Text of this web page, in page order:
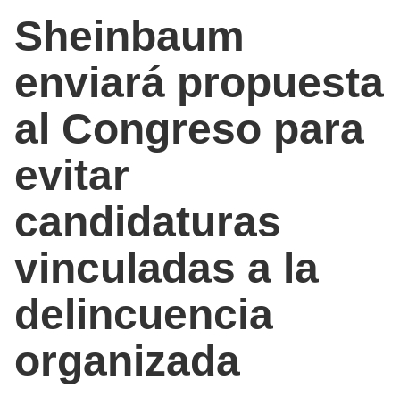
Sheinbaum
enviará propuesta
al Congreso para
evitar
candidaturas
vinculadas a la
delincuencia
organizada